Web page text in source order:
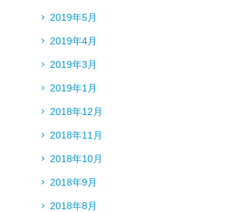
2019年5月
2019年4月
2019年3月
2019年1月
2018年12月
2018年11月
2018年10月
2018年9月
2018年8月